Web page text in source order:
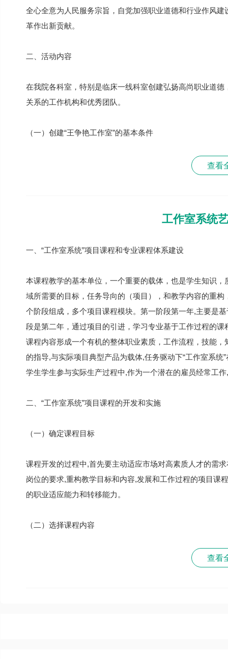
全心全意为人民服务宗旨，自觉加强职业道德和行业作风
革作出新贡献。
二、活动内容
在我院各科室，特别是临床一线科室创建弘扬高尚职业道
关系的工作机构和优秀团队。
（一）创建“王争艳工作室”的基本条件
查看
工作室系统
一、“工作室系统”项目课程和专业课程体系建设
本课程教学的基本单位，一个重要的载体，也是学生知识
域所需要的目标，任务导向的（项目），和教学内容的重
个阶段组成，多个项目课程模块。第一阶段第一年,主要是
段是第二年，通过项目的引进，学习专业基于工作过程的
课程内容形成一个有机的整体职业素质，工作流程，技能
的指导,与实际项目典型产品为载体,任务驱动下“工作室系
学生学生参与实际生产过程中,作为一个潜在的雇员经常工
二、“工作室系统”项目课程的开发和实施
（一）确定课程目标
课程开发的过程中,首先要主动适应市场对高素质人才的需
岗位的要求,重构教学目标和内容,发展和工作过程的项目课
的职业适应能力和转移能力。
（二）选择课程内容
查看